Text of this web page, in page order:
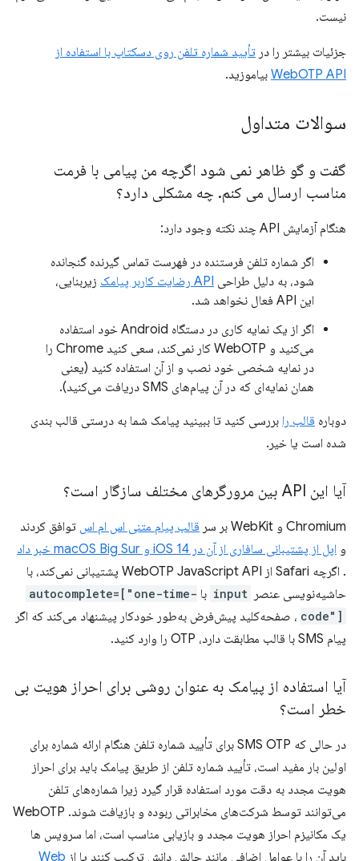
نیست.
جزئیات بیشتر را در تأیید شماره تلفن روی دسکتاپ با استفاده از
WebOTP API بیاموزید.
سوالات متداول
گفت و گو ظاهر نمی شود اگرچه من پیامی با فرمت
مناسب ارسال می کنم. چه مشکلی دارد؟
هنگام آزمایش API چند نکته وجود دارد:
اگر شماره تلفن فرستنده در فهرست تماس گیرنده گنجانده
شود، به دلیل طراحی API رضایت کاربر پیامک
زیربنایی،
این API فعال نخواهد شد.
اگر از یک نمایه کاری در دستگاه Android خود استفاده
می‌کنید و WebOTP کار نمی‌کند، سعی کنید Chrome را
در نمایه شخصی خود نصب و از آن استفاده کنید (یعنی
همان نمایه‌ای که در آن پیام‌های SMS دریافت می‌کنید).
دوباره قالب را بررسی کنید تا ببینید پیامک شما به درستی قالب بندی
شده است یا خیر.
آیا این API بین مرورگرهای مختلف سازگار است؟
Chromium و WebKit بر سر قالب پیام متنی اس ام اس توافق کردند
و اپل از پشتیبانی سافاری از آن در iOS 14 و macOS Big Sur خبر داد
. اگرچه Safari از WebOTP JavaScript API پشتیبانی نمی‌کند، با
حاشیه‌نویسی عنصر input با autocomplete=["one-time-
code"] ، صفحه‌کلید پیش‌فرض به‌طور خودکار پیشنهاد می‌کند که اگر
پیام SMS با قالب مطابقت دارد، OTP را وارد کنید.
آیا استفاده از پیامک به عنوان روشی برای احراز هویت بی
خطر است؟
در حالی که SMS OTP برای تأیید شماره تلفن هنگام ارائه شماره برای
اولین بار مفید است، تأیید شماره تلفن از طریق پیامک باید برای احراز
هویت مجدد به دقت مورد استفاده قرار گیرد زیرا شماره‌های تلفن
می‌توانند توسط شرکت‌های مخابراتی ربوده و بازیافت شوند. WebOTP
یک مکانیزم احراز هویت مجدد و بازیابی مناسب است، اما سرویس ها
باید آن را با عوامل اضافی مانند چالش دانش ترکیب کنند یا از Web